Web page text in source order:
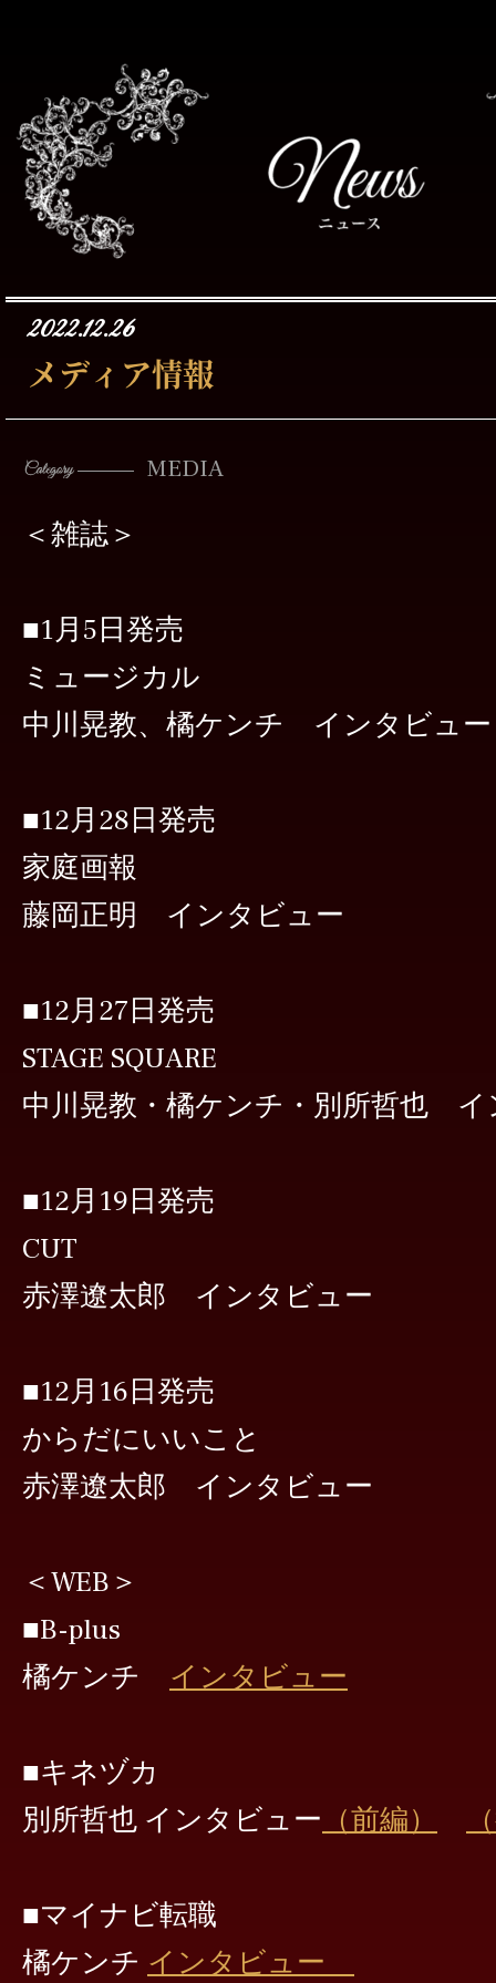
2022.12.26
メディア情報
MEDIA
＜雑誌＞
■1月5日発売
ミュージカル
中川晃教、橘ケンチ インタビュー
■12月28日発売
家庭画報
藤岡正明 インタビュー
■12月27日発売
STAGE SQUARE
中川晃教・橘ケンチ・別所哲也 イ
■12月19日発売
CUT
赤澤遼太郎 インタビュー
■12月16日発売
からだにいいこと
赤澤遼太郎 インタビュー
＜WEB＞
■B-plus
橘ケンチ インタビュー
■キネヅカ
別所哲也 インタビュー （前編）
■マイナビ転職
橘ケンチ インタビュー